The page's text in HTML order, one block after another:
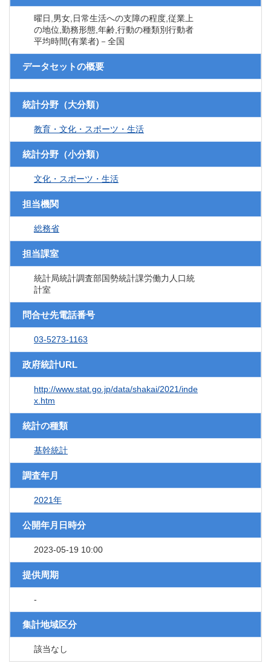
曜日,男女,日常生活への支障の程度,従業上
の地位,勤務形態,年齢,行動の種類別行動者
平均時間(有業者)－全国
データセットの概要
統計分野（大分類）
教育・文化・スポーツ・生活
統計分野（小分類）
文化・スポーツ・生活
担当機関
総務省
担当課室
統計局統計調査部国勢統計課労働力人口統
計室
問合せ先電話番号
03-5273-1163
政府統計URL
http://www.stat.go.jp/data/shakai/2021/inde
x.htm
統計の種類
基幹統計
調査年月
2021年
公開年月日時分
2023-05-19 10:00
提供周期
-
集計地域区分
該当なし